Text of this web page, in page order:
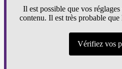
Il est possible que vos
contenu. Il est très probable que
Vérifiez vos